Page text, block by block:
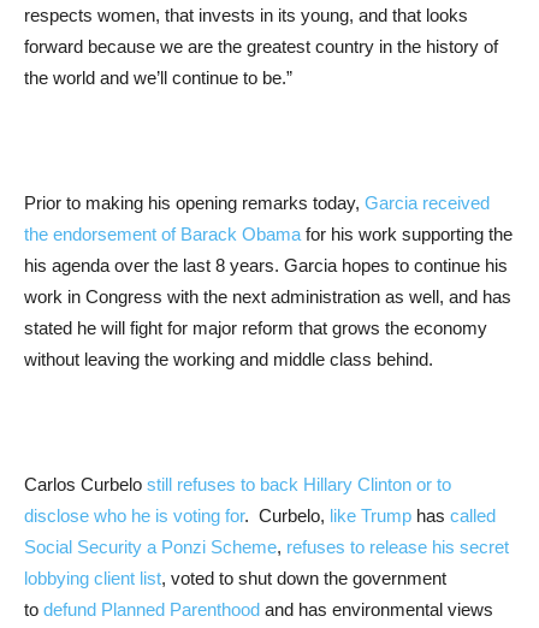
respects women, that invests in its young, and that looks
forward because we are the greatest country in the history of
the world and we’ll continue to be.”
Prior to making his opening remarks today, Garcia received
the endorsement of Barack Obama for his work supporting the
his agenda over the last 8 years. Garcia hopes to continue his
work in Congress with the next administration as well, and has
stated he will fight for major reform that grows the economy
without leaving the working and middle class behind.
Carlos Curbelo still refuses to back Hillary Clinton or to
disclose who he is voting for. Curbelo, like Trump has called
Social Security a Ponzi Scheme, refuses to release his secret
lobbying client list, voted to shut down the government
to defund Planned Parenthood and has environmental views